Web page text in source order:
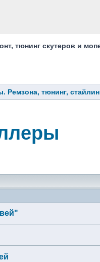
тюнинг скутеров и
тюнинг,